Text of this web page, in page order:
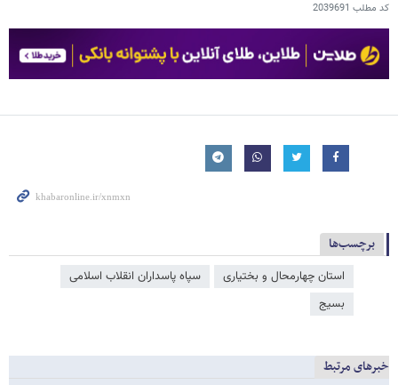
کد مطلب 2039691
برچسب‌ها
استان چهارمحال و بختیاری
سپاه پاسداران انقلاب اسلامی
بسیج
خبرهای مرتبط